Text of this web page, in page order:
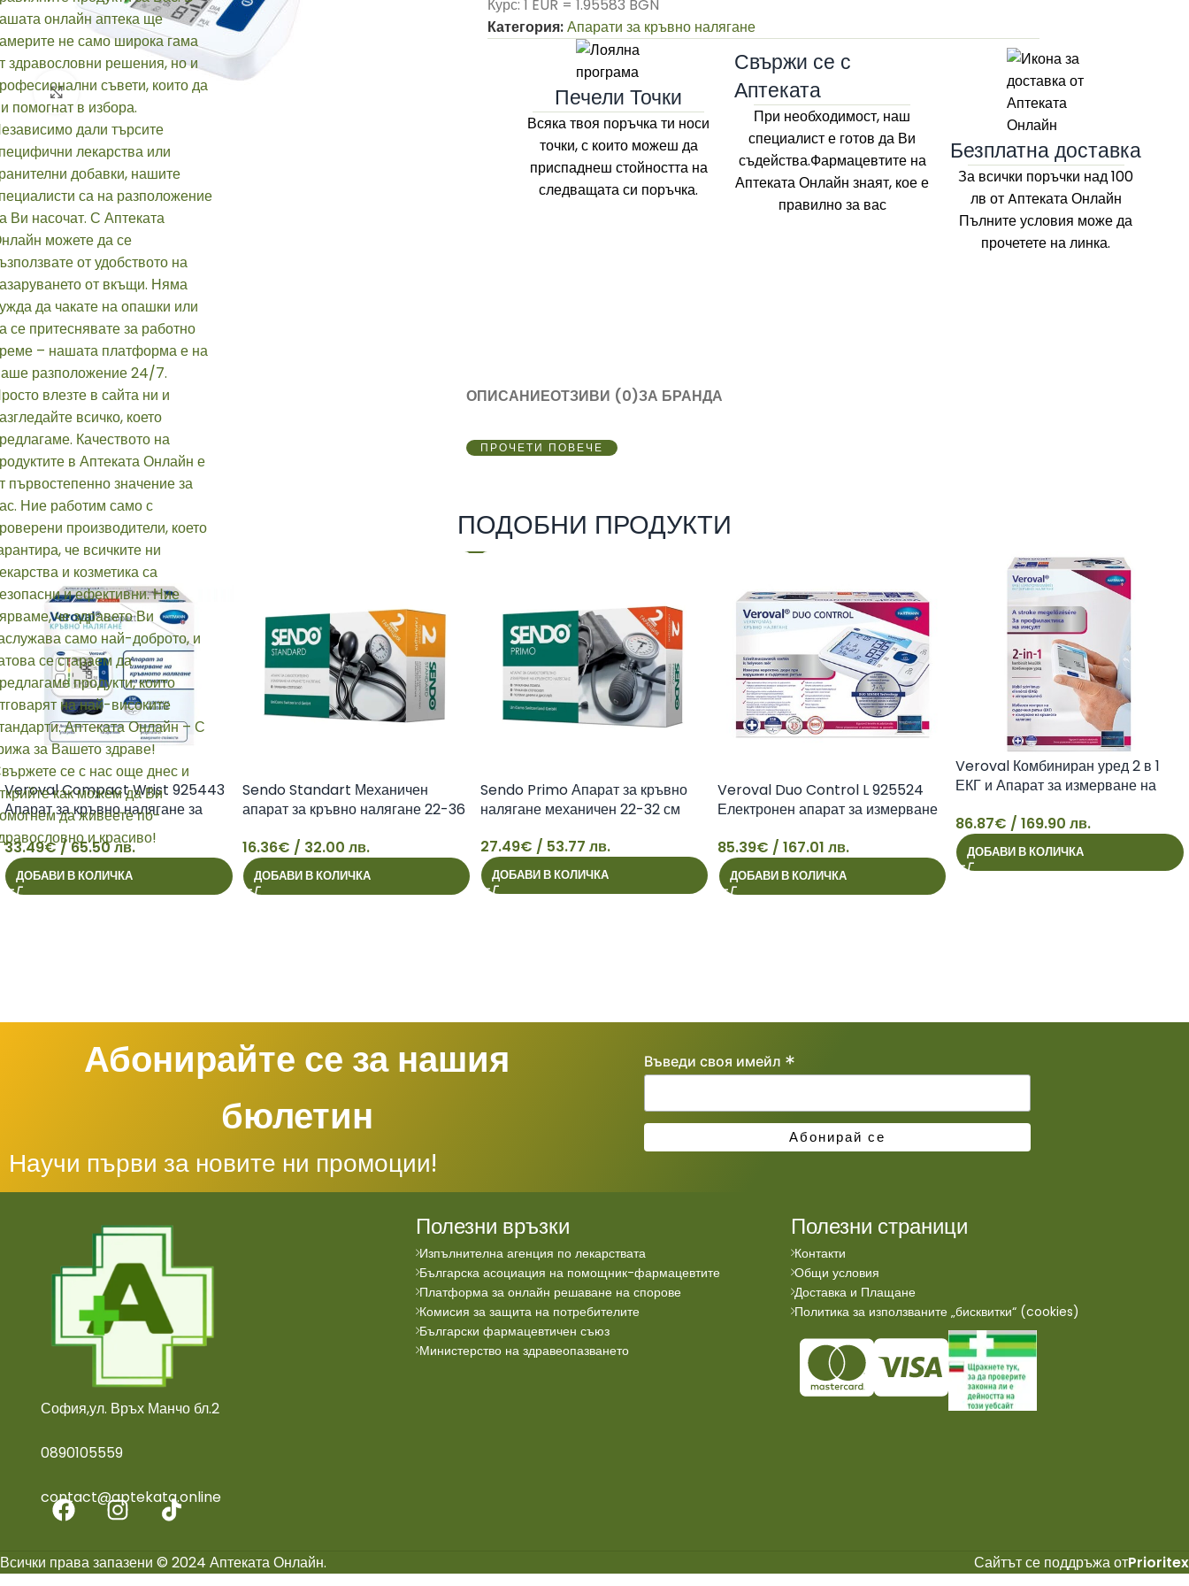
Click to enlarge
Курс: 1 EUR = 1.95583 BGN
Категория:Апарати за кръвно налягане
Печели Точки
Всяка твоя поръчка ти носи
точки, с които можеш да
приспаднеш стойността на
следващата си поръчка.
Свържи се с
Аптеката
При необходимост, наш
специалист е готов да Ви
съдейства.Фармацевтите на
Аптеката Онлайн знаят, кое е
правилно за вас
Безплатна доставка
За всички поръчки над 100
лв от Aптеката Онлайн
Пълните условия може да
прочетете на линка.
ОПИСАНИЕОТЗИВИ (0)ЗА БРАНДА
ПРОЧЕТИ ПОВЕЧЕ
ПОДОБНИ ПРОДУКТИ
Veroval Compact Wrist 925443
Апарат за кръвно налягане за
33.49€/ 65.50 лв.
ДОБАВИ В КОЛИЧКА
Sendo Standart Механичен
апарат за кръвно налягане 22-36
16.36€ / 32.00 лв.
ДОБАВИ В КОЛИЧКА
Sendo Primo Апарат за кръвно
налягане механичен 22-32 см
27.49€ / 53.77 лв.
ДОБАВИ В КОЛИЧКА
Veroval Duo Control L 925524
Електронен апарат за измерване
85.39€ / 167.01 лв.
ДОБАВИ В КОЛИЧКА
Veroval Комбиниран уред 2 в 1
ЕКГ и Апарат за измерване на
86.87€ / 169.90 лв.
ДОБАВИ В КОЛИЧКА
Абонирайте се за нашия
бюлетин
Научи първи за новите ни промоции!
Въведи своя имейл *
София,ул. Връх Манчо бл.2
0890105559
contact@aptekata.online
Полезни връзки
Изпълнителна агенция по лекарствата
Българска асоциация на помощник-фармацевтите
Платформа за онлайн решаване на спорове
Комисия за защита на потребителите
Български фармацевтичен съюз
Министерство на здравеопазването
Полезни страници
Контакти
Общи условия
Доставка и Плащане
Политика за използваните „бисквитки“ (cookies)
Всички права запазени © 2024 Аптеката Онлайн. Сайтът се поддръжа отPrioritex